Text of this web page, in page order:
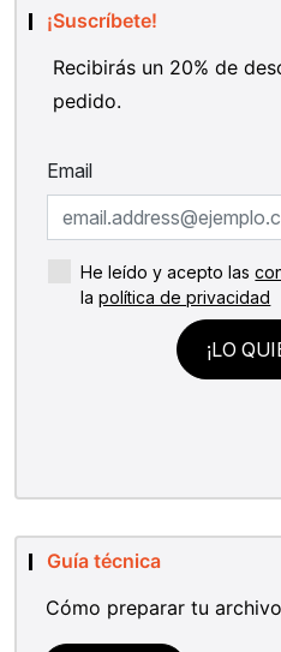
¡Suscríbete!
Recibirás un 20% de
pedido.
Guía técnica
Cómo preparar tu